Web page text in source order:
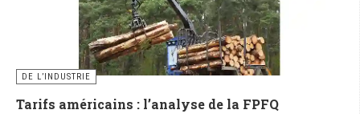
DE L’INDUSTRIE
Tarifs américains : l’analyse de la FPFQ